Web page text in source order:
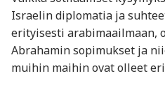
Israelin diplomatia ja
erityisesti arabimaailmaan,
Abrahamin sopimukset ja
muihin maihin ovat olleet